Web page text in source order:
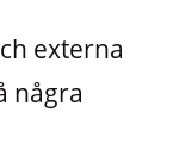
externa
några